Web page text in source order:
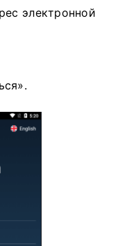
электронной